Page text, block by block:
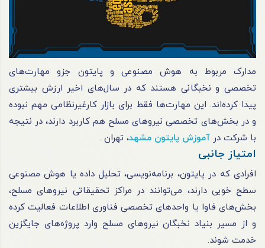
مدارک مربوط به هوش مصنوعی و پایتون جزو مهارت‌های
تخصصی و نخبگانی هستند که در سال‌های اخیر ارزش بیشتری
پیدا کرده‌اند. این مهارت‌ها فقط برای بازار کارغیرنظامی مهم نبوده
و در بخش‌های تخصصی نیروهای مسلح هم کاربرد دارند، در نتیجه
با شرکت در آموزش پایتون مشهد، تهران .
امتیاز جانبی
افرادی که در پایتون، برنامه‌نویسی، تحلیل داده یا هوش مصنوعی
سطح خوبی دارند، می‌توانند در مراکز تحقیقاتی نیروهای مسلح،
بخش‌های فاوا یا واحدهای تخصصی فناوری اطلاعات فعالیت کرده
و از مسیر بنیاد نخبگان نیروهای مسلح وارد پروژه‌های جایگزین
خدمت شوند.